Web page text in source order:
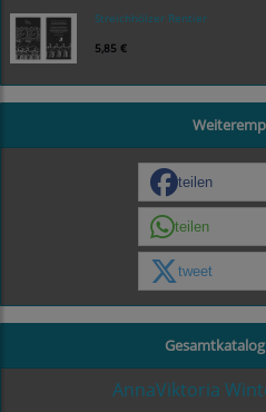
Streichhölzer Rentier
5,85 €
teilen
teilen
tweet
AnnaViktoria